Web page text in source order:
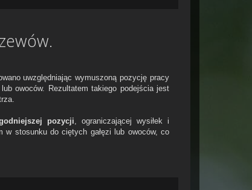
uwzględniając wymuszoną pozycję pracy
owoców. Rezultatem takiego podejścia jest
pozycji, ograniczającej wysiłek i
stosunku do ciętych gałęzi lub owoców, co